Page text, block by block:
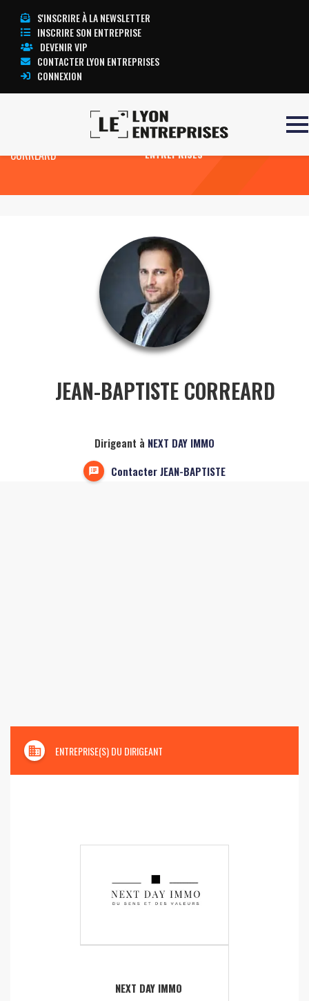
S'INSCRIRE À LA NEWSLETTER
INSCRIRE SON ENTREPRISE
DEVENIR VIP
CONTACTER LYON ENTREPRISES
CONNEXION
JEAN-BAPTISTE
CORREARD
TOUTE L’ACTUALITÉ LYON
ENTREPRISES
JEAN-BAPTISTE CORREARD
Dirigeant à NEXT DAY IMMO
Contacter JEAN-BAPTISTE
domain ENTREPRISE(S) DU DIRIGEANT
NEXT DAY IMMO